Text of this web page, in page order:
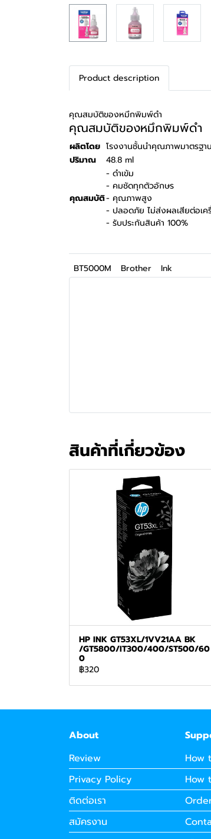
Product description
คุณสมบัติของหมึกพิมพ์ดำ
คุณสมบัติของหมึกพิมพ์ดำ
ผลิตโดย โรงงานชั้นนำคุณภาพมาตรฐาน
ปริมาณ
48.8 ml
คุณสมบัติ
- ดำเข้ม
- คมชัดทุกตัวอักษร
- คุณภาพสูง
- ปลอดภัย ไม่ส่งผลเสียต่อเค
- รับประกันสินค้า 100%
BT5000M Brother Ink
สินค้าที่เกี่ยวข้อง
HP INK GT53XL/1VV21AA BK
/GT5800/IT300/400/ST500/60
0
฿320
About
Review
Privacy Policy
ติดต่อเรา
สมัครงาน
How
How